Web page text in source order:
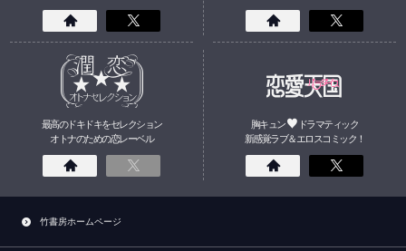
最高のドキドキをセレクション
オトナのための恋レーベル
胸キュン
ドラマティック
新感覚ラブ＆エロスコミック！
竹書房ホームページ